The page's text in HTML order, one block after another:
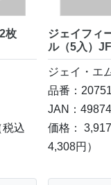
枚
税込
ジェイフィ
ル（5入）
ジェイ・エ
品番：
JAN：
価格：
4,308円）